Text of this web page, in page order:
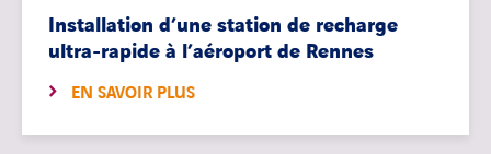
Installation d’une station de recharge
ultra-rapide à l’aéroport de Rennes
EN SAVOIR PLUS